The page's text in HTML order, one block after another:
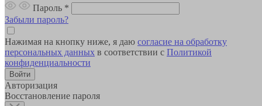
Пароль *
Забыли пароль?
Нажимая на кнопку ниже, я даю согласие на обработку
персональных данных в соответствии с Политикой
конфиденциальности
Авторизация
Восстановление пароля